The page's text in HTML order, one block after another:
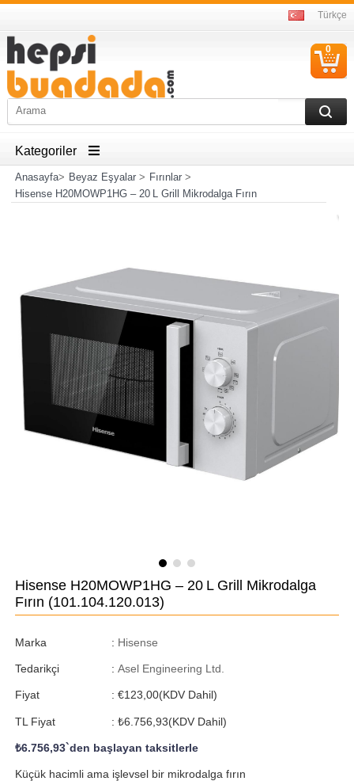
Türkçe
0
Kategoriler
Anasayfa> Beyaz Eşyalar> Fırınlar>
Hisense H20MOWP1HG – 20 L Grill Mikrodalga Fırın
Hisense H20MOWP1HG – 20 L Grill Mikrodalga
Fırın (101.104.120.013)
Marka : Hisense
Tedarikçi : Asel Engineering Ltd.
Fiyat : €123,00(KDV Dahil)
TL Fiyat : ₺6.756,93(KDV Dahil)
₺6.756,93`den başlayan taksitlerle
Küçük hacimli ama işlevsel bir mikrodalga fırın